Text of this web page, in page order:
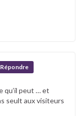
Répondre
qu’il peut … et
seult aux visiteurs